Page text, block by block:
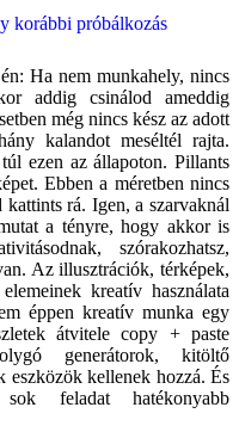
Ha nem munkahely, nincs
addig csinálod ameddig
még nincs kész az adott
kalandot meséltél rajta.
ezen az állapoton. Pillants
Ebben a méretben nincs
rá. Igen, a szarvaknál
a tényre, hogy akkor is
szórakozhatsz,
Az illusztrációk, térképek,
kreatív használata
éppen kreatív munka egy
átvitele copy + paste
generátorok, kitöltő
eszközök kellenek hozzá. És
feladat hatékonyabb